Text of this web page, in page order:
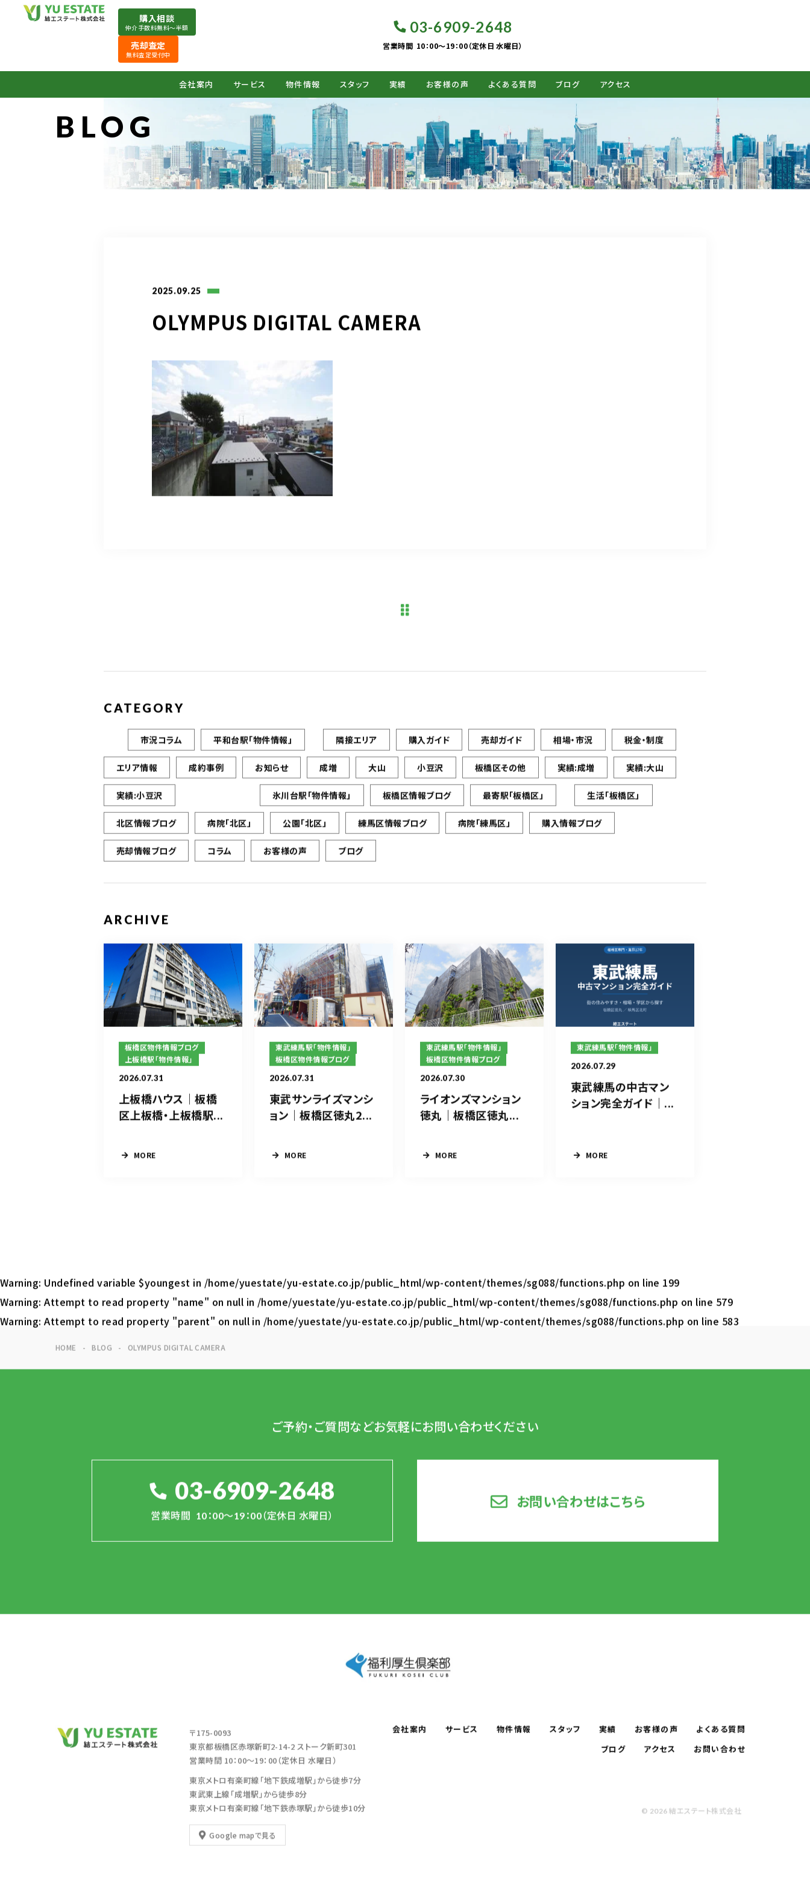
購入相談
仲介手数料無料〜半額
売却査定
無料査定受付中
03-6909-2648
営業時間 10：00～19：00（定休日 水曜日）
会社案内 サービス 物件情報 スタッフ 実績 お客様の声 よくある質問 ブログ アクセス
BLOG
2025.09.25
OLYMPUS DIGITAL CAMERA
CATEGORY
市況コラム 平和台駅「物件情報」 隣接エリア 購入ガイド 売却ガイド 相場・市況 税金・制度
エリア情報 成約事例 お知らせ 成増 大山 小豆沢 板橋区その他 実績:成増 実績:大山
実績:小豆沢 氷川台駅「物件情報」 板橋区情報ブログ 最寄駅「板橋区」 生活「板橋区」
北区情報ブログ 病院「北区」 公園「北区」 練馬区情報ブログ 病院「練馬区」 購入情報ブログ
売却情報ブログ コラム お客様の声 ブログ
ARCHIVE
板橋区物件情報ブログ
上板橋駅「物件情報」
2026.07.31
上板橋ハウス｜板橋
区上板橋・上板橋駅...
MORE
東武練馬駅「物件情報」
板橋区物件情報ブログ
2026.07.31
東武サンライズマンシ
ョン｜板橋区徳丸2...
MORE
東武練馬駅「物件情報」
板橋区物件情報ブログ
2026.07.30
ライオンズマンション
徳丸｜板橋区徳丸...
MORE
東武練馬駅「物件情報」
2026.07.29
東武練馬の中古マン
ション完全ガイド｜...
MORE
Warning: Undefined variable $youngest in /home/yuestate/yu-estate.co.jp/public_html/wp-content/themes/sg088/functions.php on line 199
Warning: Attempt to read property "name" on null in /home/yuestate/yu-estate.co.jp/public_html/wp-content/themes/sg088/functions.php on line 579
Warning: Attempt to read property "parent" on null in /home/yuestate/yu-estate.co.jp/public_html/wp-content/themes/sg088/functions.php on line 583
HOME BLOG OLYMPUS DIGITAL CAMERA
ご予約・ご質問などお気軽にお問い合わせください
03-6909-2648
営業時間 10：00～19：00（定休日 水曜日）
お問い合わせはこちら
〒175-0093
東京都板橋区赤塚新町2-14-2 ストーク新町301
営業時間 10：00～19：00（定休日 水曜日）
東京メトロ有楽町線「地下鉄成増駅」から徒歩7分
東武東上線「成増駅」から徒歩8分
東京メトロ有楽町線「地下鉄赤塚駅」から徒歩10分
Google mapで見る
会社案内 サービス 物件情報 スタッフ 実績 お客様の声 よくある質問
ブログ アクセス お問い合わせ
© 2026 結エステート株式会社